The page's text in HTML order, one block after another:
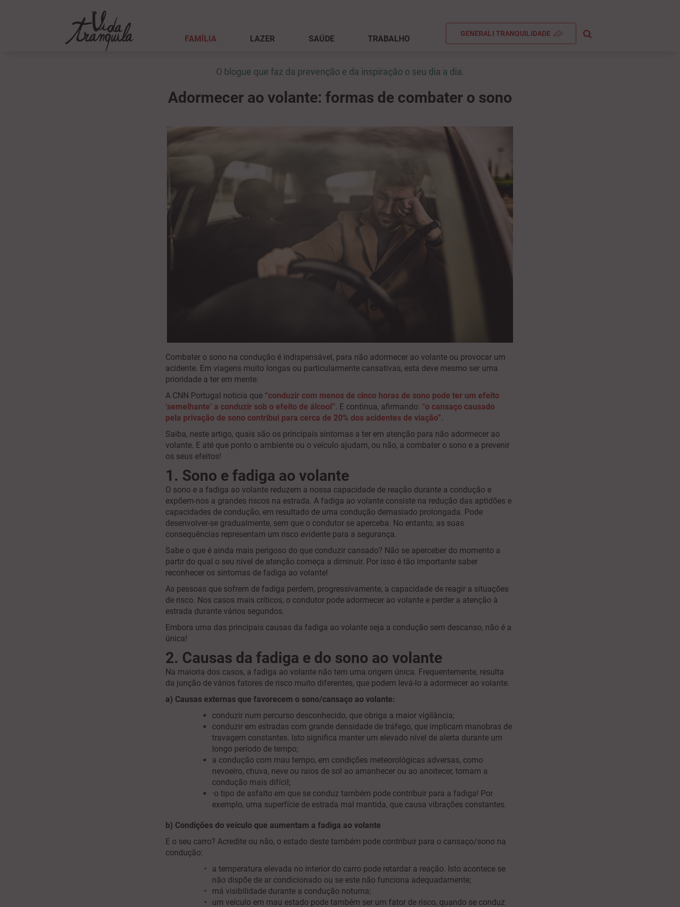
FAMÍLIA LAZER SAÚDE TRABALHO
GENERALI TRANQUILIDADE
O blogue que faz da prevenção e da inspiração o seu dia a dia.
Adormecer ao volante: formas de combater o sono
Combater o sono na condução é indispensável, para não adormecer ao volante ou provocar um
acidente. Em viagens muito longas ou particularmente cansativas, esta deve mesmo ser uma
prioridade a ter em mente.
A CNN Portugal noticia que “conduzir com menos de cinco horas de sono pode ter um efeito
‘semelhante’ a conduzir sob o efeito de álcool”. E continua, afirmando: “o cansaço causado
pela privação de sono contribui para cerca de 20% dos acidentes de viação”.
Saiba, neste artigo, quais são os principais sintomas a ter em atenção para não adormecer ao
volante. E até que ponto o ambiente ou o veículo ajudam, ou não, a combater o sono e a prevenir
os seus efeitos!
1. Sono e fadiga ao volante
O sono e a fadiga ao volante reduzem a nossa capacidade de reação durante a condução e
expõem-nos a grandes riscos na estrada. A fadiga ao volante consiste na redução das aptidões e
capacidades de condução, em resultado de uma condução demasiado prolongada. Pode
desenvolver-se gradualmente, sem que o condutor se aperceba. No entanto, as suas
consequências representam um risco evidente para a segurança.
Sabe o que é ainda mais perigoso do que conduzir cansado? Não se aperceber do momento a
partir do qual o seu nível de atenção começa a diminuir. Por isso é tão importante saber
reconhecer os sintomas de fadiga ao volante!
As pessoas que sofrem de fadiga perdem, progressivamente, a capacidade de reagir a situações
de risco. Nos casos mais críticos, o condutor pode adormecer ao volante e perder a atenção à
estrada durante vários segundos.
Embora uma das principais causas da fadiga ao volante seja a condução sem descanso, não é a
única!
2. Causas da fadiga e do sono ao volante
Na maioria dos casos, a fadiga ao volante não tem uma origem única. Frequentemente, resulta
da junção de vários fatores de risco muito diferentes, que podem levá-lo a adormecer ao volante.
a) Causas externas que favorecem o sono/cansaço ao volante:
conduzir num percurso desconhecido, que obriga a maior vigilância;
conduzir em estradas com grande densidade de tráfego, que implicam manobras de
travagem constantes. Isto significa manter um elevado nível de alerta durante um
longo período de tempo;
a condução com mau tempo, em condições meteorológicas adversas, como
nevoeiro, chuva, neve ou raios de sol ao amanhecer ou ao anoitecer, tornam a
condução mais difícil;
·o tipo de asfalto em que se conduz também pode contribuir para a fadiga! Por
exemplo, uma superfície de estrada mal mantida, que causa vibrações constantes.
b) Condições do veículo que aumentam a fadiga ao volante
E o seu carro? Acredite ou não, o estado deste também pode contribuir para o cansaço/sono na
condução:
a temperatura elevada no interior do carro pode retardar a reação. Isto acontece se
não dispõe de ar condicionado ou se este não funciona adequadamente;
má visibilidade durante a condução noturna;
um veículo em mau estado pode também ser um fator de risco, quando se conduz